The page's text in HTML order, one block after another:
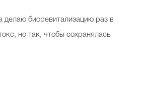
делаю биоревитализацию раз в
но так, чтобы сохранялась